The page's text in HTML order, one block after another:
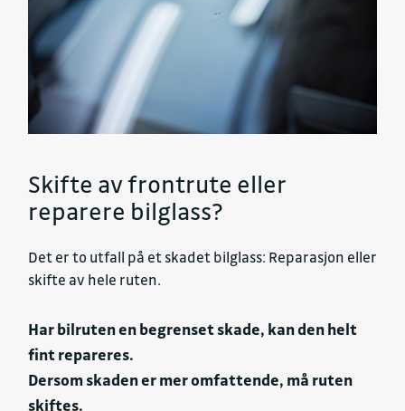
Skifte av frontrute eller
reparere bilglass?
Det er to utfall på et skadet bilglass: Reparasjon eller
skifte av hele ruten.
Har bilruten en begrenset skade, kan den helt
fint repareres.
Dersom skaden er mer omfattende, må ruten
skiftes.